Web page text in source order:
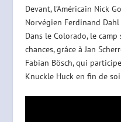
Devant, l’Américain Nick
Norvégien Ferdinand
Dans le Colorado, le
chances, grâce à Jan
Fabian Bösch, qui
Knuckle Huck en fin de